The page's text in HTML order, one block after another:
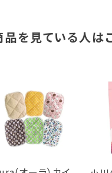
品を見ている人は